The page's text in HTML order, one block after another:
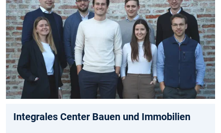
Integrales Center Bauen und Immobilien